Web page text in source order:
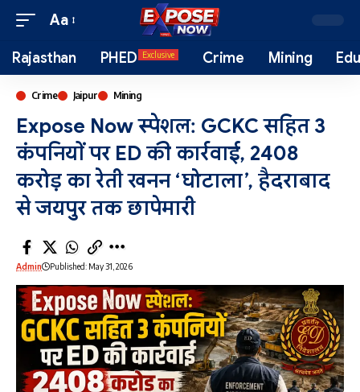
Aa
Rajasthan PHED Exclusive Crime Mining
Crime Jaipur Mining
Expose Now स्पेशल: GCKC सहित 3
कंपनियों पर ED की कार्रवाई, 2408
करोड़ का रेती खनन ‘घोटाला’, हैदराबाद
से जयपुर तक छापेमारी
Admin Published: May 31, 2026